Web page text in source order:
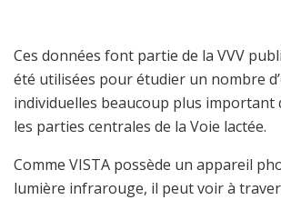
Ces données font partie de la VVV
été utilisées pour étudier un nombre
individuelles beaucoup plus important
les parties centrales de la Voie lactée.
Comme VISTA possède un appareil
lumière infrarouge, il peut voir à